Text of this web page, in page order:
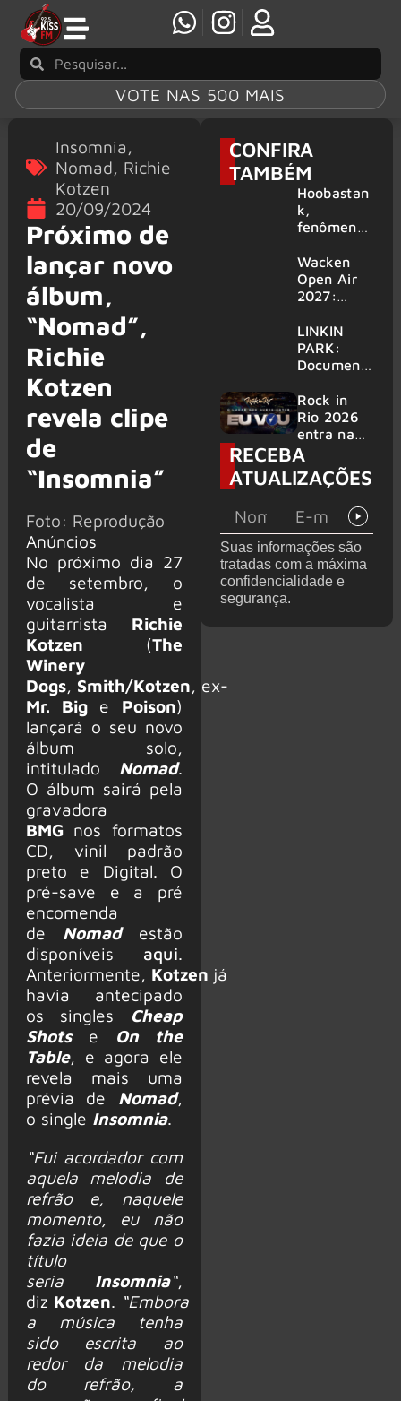
VOTE NAS 500 MAIS
Insomnia,
Nomad, Richie
Kotzen
20/09/2024
Próximo de
lançar novo
álbum,
“Nomad”,
Richie
Kotzen
revela clipe
de
“Insomnia”
Foto: Reprodução
Anúncios
No próximo dia 27
de setembro, o
vocalista e
guitarrista Richie
Kotzen (The
Winery
Dogs, Smith/Kotzen, ex-
Mr. Big e Poison)
lançará o seu novo
álbum solo,
intitulado Nomad.
O álbum sairá pela
gravadora
BMG nos formatos
CD, vinil padrão
preto e Digital. O
pré-save e a pré
encomenda
de Nomadestão
disponíveis aqui.
Anteriormente, Kotzen já
havia antecipado
os singles Cheap
Shotse On the
Table, e agora ele
revela mais uma
prévia de Nomad,
o single Insomnia.
“Fui acordador com
aquela melodia de
refrão e, naquele
momento, eu não
fazia ideia de que o
título
seria Insomnia“,
diz Kotzen
“Embora
a música tenha
sido escrita ao
redor da melodia
do refrão, a
CONFIRA
TAMBÉM
Hoobastan
k,
fenômeno
rock anos
2000,
volta ao
6 shows
Wacken
Open Air
2027:
amplia
line-up e
já
mais de 50
bandas
LINKIN
PARK:
Document
‘Unshatter’
e álbum ao
vivo são
anunciados
Rock in
Rio 2026
entra na
reta final
com
Cidade do
montagem
acelerada
e line-up
completo
confirmad
RECEBA
ATUALIZAÇÕES
Suas informações são
tratadas com a máxima
confidencialidade e
segurança.